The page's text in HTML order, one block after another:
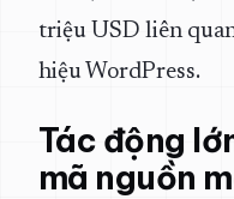
triệu USD liên
hiệu WordPress.
Tác động
mã nguồn